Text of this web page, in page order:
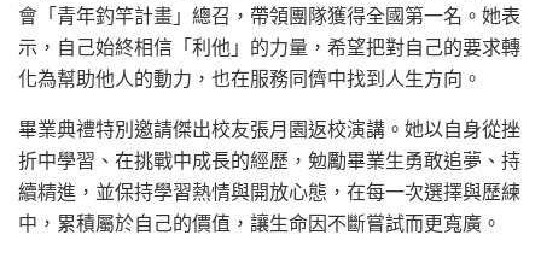
會「青年釣竿計畫」總召，帶領團隊獲得全國第一名。她表
示，自己始終相信「利他」的力量，希望把對自己的要求轉
化為幫助他人的動力，也在服務同儕中找到人生方向。
畢業典禮特別邀請傑出校友張月園返校演講。她以自身從挫
折中學習、在挑戰中成長的經歷，勉勵畢業生勇敢追夢、持
續精進，並保持學習熱情與開放心態，在每一次選擇與歷練
中，累積屬於自己的價值，讓生命因不斷嘗試而更寬廣。